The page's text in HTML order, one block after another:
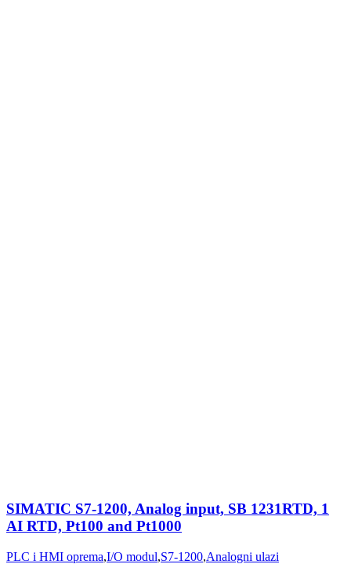
SIMATIC S7-1200, Analog input, SB 1231RTD, 1
AI RTD, Pt100 and Pt1000
PLC i HMI oprema,I/O modul,S7-1200,Analogni ulazi